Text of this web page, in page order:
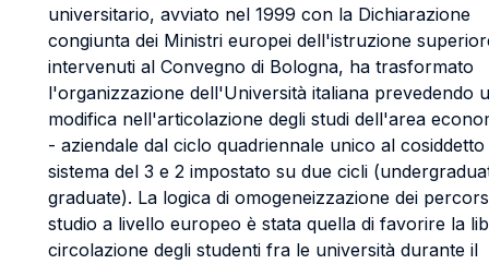
universitario, avviato nel 1999 con la Dichiarazione
congiunta dei Ministri europei dell'istruzione
intervenuti al Convegno di Bologna, ha trasformato
l'organizzazione dell'Università italiana prevedendo
modifica nell'articolazione degli studi dell'area
- aziendale dal ciclo quadriennale unico al cosiddetto
sistema del 3 e 2 impostato su due cicli
graduate). La logica di omogeneizzazione dei
studio a livello europeo è stata quella di favorire la
circolazione degli studenti fra le università durante il